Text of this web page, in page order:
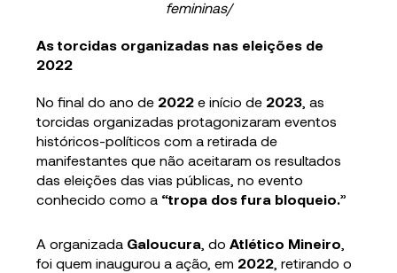
femininas/
As torcidas organizadas nas eleições de
2022
No final do ano de 2022 e início de 2023 , as
torcidas organizadas protagonizaram eventos
históricos-políticos com a retirada de
manifestantes que não aceitaram os resultados
das eleições das vias públicas, no evento
conhecido como a “tropa dos fura bloqueio.”
A organizada Galoucura , doAtlético Mineiro
foi quem inaugurou a ação, em 2022 , retirando o